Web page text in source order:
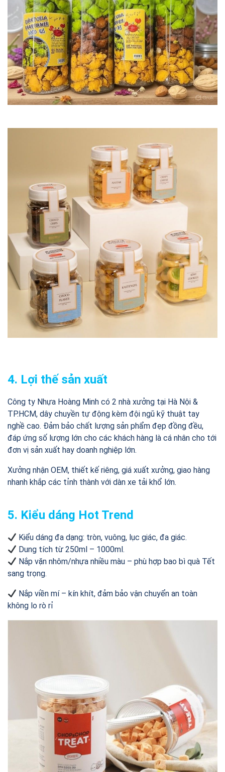
4. Lợi thế sản xuất
Công ty Nhựa Hoàng Minh có 2 nhà xưởng tại Hà Nội &
TP.HCM, dây chuyền tự động kèm đội ngũ kỹ thuật tay
nghề cao. Đảm bảo chất lượng sản phẩm đẹp đồng đều,
đáp ứng số lượng lớn cho các khách hàng là cá nhân cho tới
đơn vị sản xuất hay doanh nghiệp lớn.
Xưởng nhận OEM, thiết kế riêng, giá xuất xưởng, giao hàng
nhanh khắp các tỉnh thành với dàn xe tải khổ lớn.
5. Kiểu dáng Hot Trend
Kiểu dáng đa dạng: tròn, vuông, lục giác, đa giác.
Dung tích từ 250ml – 1000ml.
Nắp vặn nhôm/nhựa nhiều màu – phù hợp bao bì quà Tết
sang trọng.
Nắp viền mí – kín khít, đảm bảo vận chuyển an toàn
không lo rò rỉ